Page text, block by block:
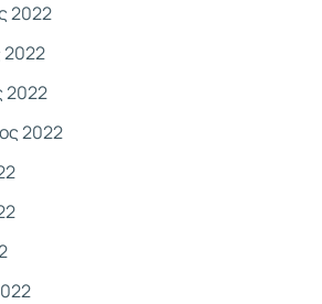
2022
2022
2022
2022